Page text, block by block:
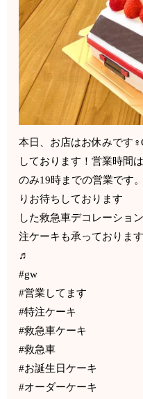
本日、お店はお休みです‍
しております！営業時間
のみ19時までの営業
りお待ちしておりま
した救急車デコレ
注ケーキも承っておりま
♬
#gw
#営業してます
#特注ケーキ
#救急車ケーキ
#救急車
#お誕生日ケーキ
#オーダーケーキ